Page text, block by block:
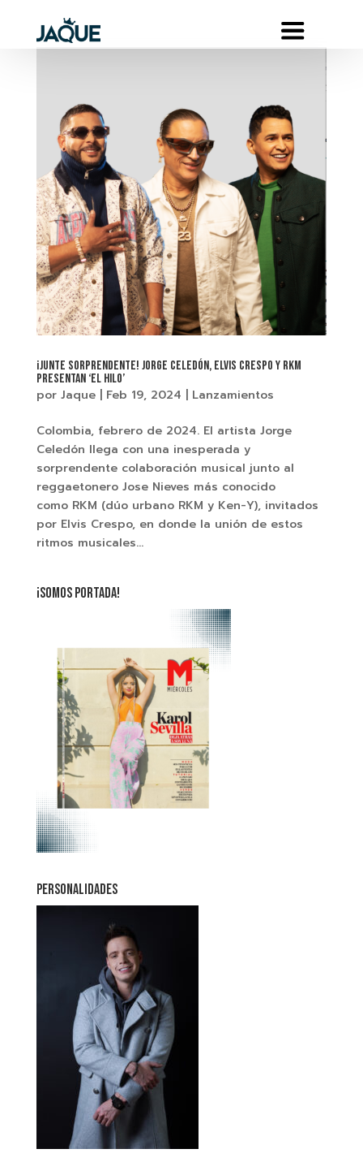
¡Junte sorprendente! Jorge Celedón, Elvis Crespo y RKM
presentan ‘El Hilo’
por Jaque| Feb 19, 2024 Lanzamientos
Colombia, febrero de 2024. El artista Jorge
Celedón llega con una inesperada y
sorprendente colaboración musical junto al
reggaetonero Jose Nieves más conocido
como RKM (dúo urbano RKM y Ken-Y), invitados
por Elvis Crespo, en donde la unión de estos
ritmos musicales...
¡SOMOS PORTADA!
PERSONALIDADES